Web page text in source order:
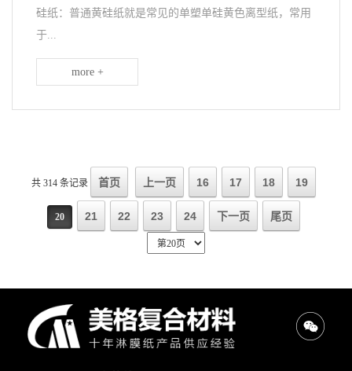
硅纸：普通黄硅纸就是常见的单塑单硅黄色离型纸，常用
于...
more +
共 314 条记录 首页 上一页 16 17 18 19
20 21 22 23 24 下一页 尾页